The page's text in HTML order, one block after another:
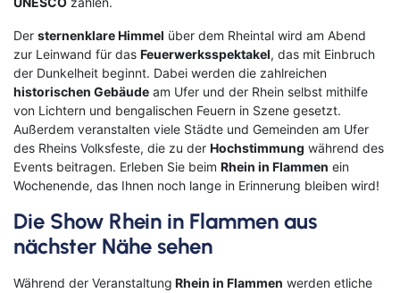
Der sternenklare Himmel über dem Rheintal wird am Abend
zur Leinwand für das Feuerwerksspektakel, das mit Einbruch
der Dunkelheit beginnt. Dabei werden die zahlreichen
historischen Gebäude am Ufer und der Rhein selbst mithilfe
von Lichtern und bengalischen Feuern in Szene gesetzt.
Außerdem veranstalten viele Städte und Gemeinden am Ufer
des Rheins Volksfeste, die zu der Hochstimmung während des
Events beitragen. Erleben Sie beim Rhein in Flammen ein
Wochenende, das Ihnen noch lange in Erinnerung bleiben wird!
Die Show Rhein in Flammen aus
nächster Nähe sehen
Während der Veranstaltung Rhein in Flammen werden etliche